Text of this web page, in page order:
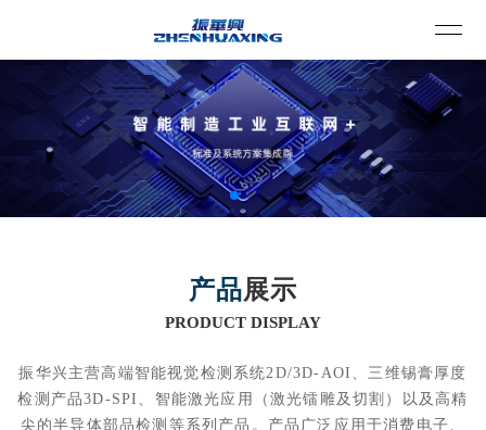
产品展示
PRODUCT DISPLAY
振华兴主营高端智能视觉检测系统2D/3D-AOI、三维锡膏厚度
检测产品3D-SPI、智能激光应用（激光镭雕及切割）以及高精
尖的半导体部品检测等系列产品。产品广泛应用于消费电子、